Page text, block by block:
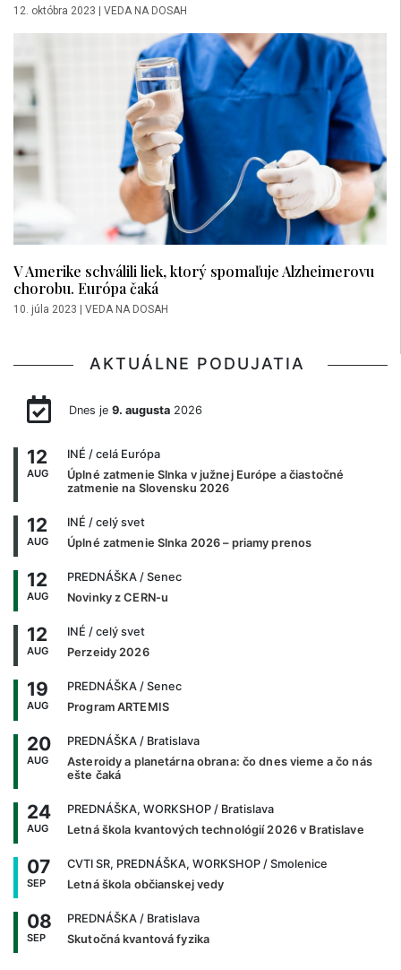
12. októbra 2023 VEDA NA DOSAH
V Amerike schválili liek, ktorý spomaľuje Alzheimerovu
chorobu. Európa čaká
10. júla 2023 VEDA NA DOSAH
AKTUÁLNE PODUJATIA
Dnes je 9. augusta2026
12
AUG
INÉ / celá Európa
Úplné zatmenie Slnka v južnej Európe a čiastočné
zatmenie na Slovensku 2026
12
AUG
INÉ / celý svet
Úplné zatmenie Slnka 2026 – priamy prenos
12
AUG
PREDNÁŠKA / Senec
Novinky z CERN-u
12
AUG
INÉ / celý svet
Perzeidy 2026
19
AUG
PREDNÁŠKA / Senec
Program ARTEMIS
20
AUG
PREDNÁŠKA / Bratislava
Asteroidy a planetárna obrana: čo dnes vieme a čo nás
ešte čaká
24
AUG
PREDNÁŠKA, WORKSHOP / Bratislava
Letná škola kvantových technológií 2026 v Bratislave
07
SEP
CVTI SR, PREDNÁŠKA, WORKSHOP / Smolenice
Letná škola občianskej vedy
08
SEP
PREDNÁŠKA / Bratislava
Skutočná kvantová fyzika